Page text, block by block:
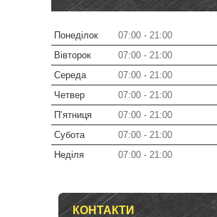
Понеділок 07:00
21:00
Вівторок
07:00
21:00
Середа
07:00
21:00
Четвер
07:00
21:00
Пʼятниця
07:00
21:00
Субота
07:00
21:00
Неділя
07:00 21:00
КОНТАКТИ